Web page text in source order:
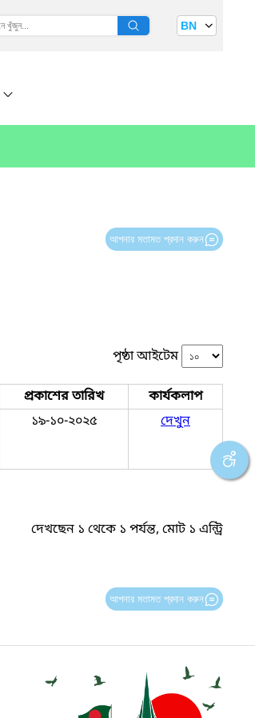
BN
আপনার মতামত প্রদান করুন
পৃষ্ঠা আইটেম
প্রকাশের তারিখ
কার্যকলাপ
১৯-১০-২০২৫ দেখুন
দেখছেন ১ থেকে ১ পর্যন্ত, মোট ১ এন্ট্রি
আপনার মতামত প্রদান করুন